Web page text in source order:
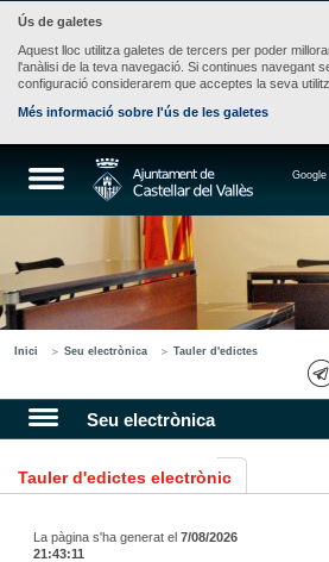
Ús de galetes
Aquest lloc utilitza galetes de tercers per poder
l'anàlisi de la teva navegació. Si continues navegant
configuració considerarem que acceptes la seva
Més informació sobre l'ús de les galetes
Inici Seu electrònica Tauler d'edictes
Seu electrònica
Tauler d'edictes electrònic
La pàgina s'ha generat el 7/08/2026
21:43:11